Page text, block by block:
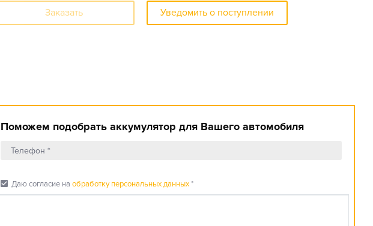
Заказать Уведомить о поступлении
Поможем подобрать аккумулятор для Вашего автомобиля
check_box Даю согласие на обработку персональных данных*